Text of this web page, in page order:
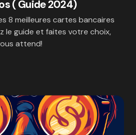
( Guide 2024)
8 meilleures cartes bancaires
le guide et faites votre choix,
attend!